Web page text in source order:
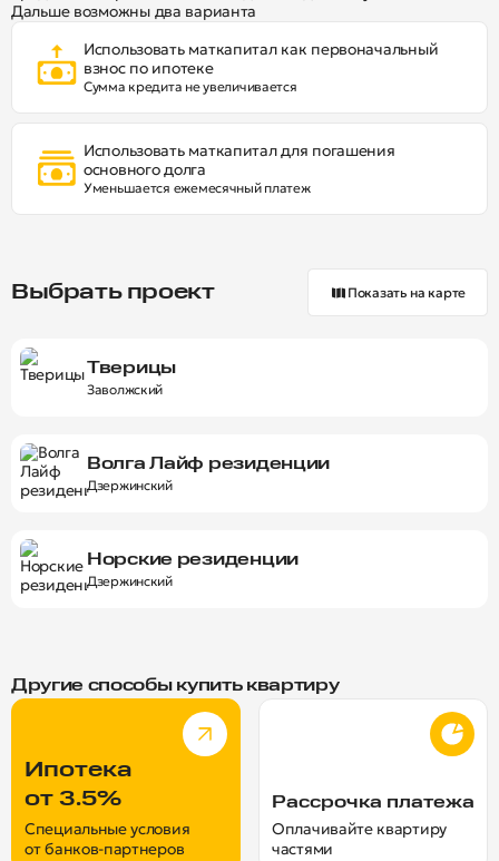
Дальше возможны два варианта
Использовать маткапитал как первоначальный
взнос по ипотеке
Сумма кредита не увеличивается
Использовать маткапитал для погашения
основного долга
Уменьшается ежемесячный платеж
Выбрать проект Показать на карте
Тверицы
Заволжский
Волга Лайф резиденции
Дзержинский
Норские резиденции
Дзержинский
Другие способы купить квартиру
Ипотека
от 3.5%
Специальные условия
от банков-партнеров
Рассрочка платежа
Оплачивайте квартиру
частями